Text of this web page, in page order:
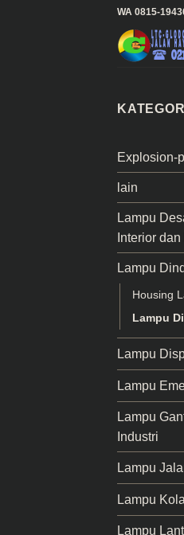
WA 0815-
Explosion-
lain
Lampu
Interior
Lampu
Housing
Lampu
Lampu
Lampu
Lampu
Industri
Lampu
Lampu
Lampu